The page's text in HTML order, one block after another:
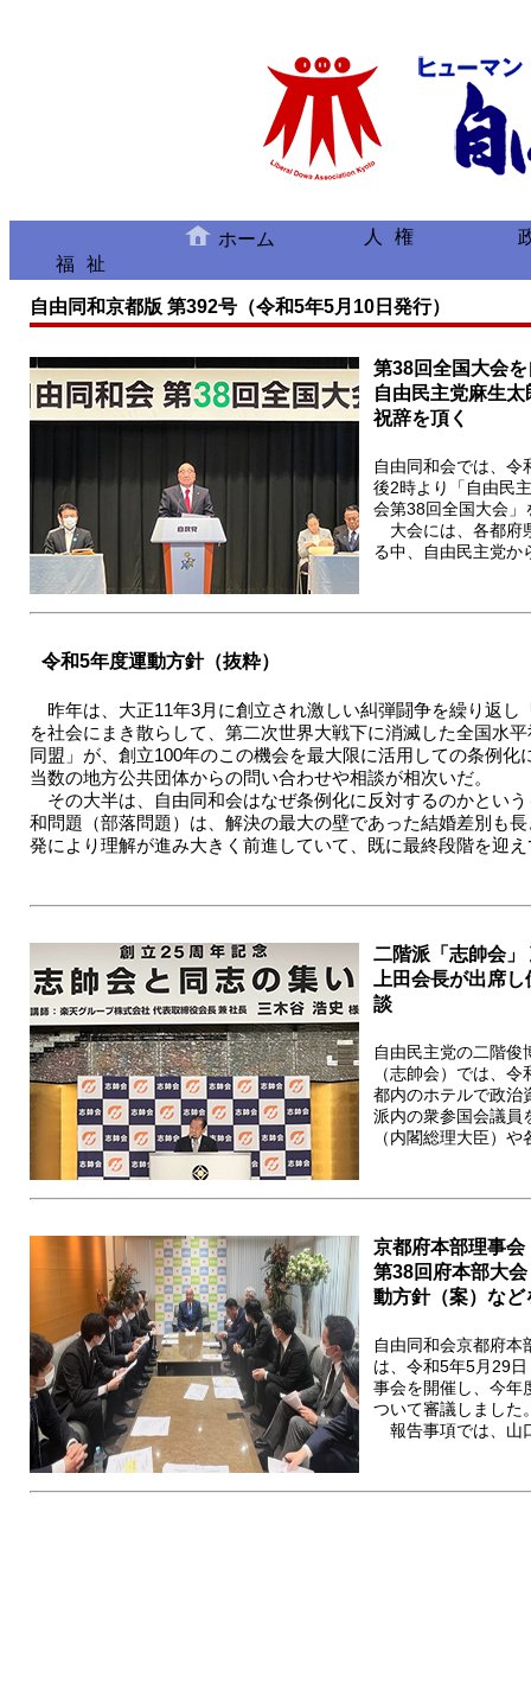
ホーム 人権
福祉
自由同和京都版 第392号（令和5年5月10日発行）
第38回全国大会
自由民主党麻生
祝辞を頂く
自由同和会では、令
後2時より「自由民
会第38回全国大会」
大会には、各都府
る中、自由民主党か
令和5年度運動方針（抜粋）
昨年は、大正11年3月に創立され激しい糾弾闘争を繰り返し
を社会にまき散らして、第二次世界大戦下に消滅した全国水
同盟」が、創立100年のこの機会を最大限に活用しての条例化
当数の地方公共団体からの問い合わせや相談が相次いだ。
その大半は、自由同和会はなぜ条例化に反対するのかとい
和問題（部落問題）は、解決の最大の壁であった結婚差別も
発により理解が進み大きく前進していて、既に最終段階を迎
二階派「志帥会
上田会長が出席
談
自由民主党の二階俊
（志帥会）では、
都内のホテルで政治
派内の衆参国会議員
（内閣総理大臣）
京都府本部理事会
第38回府本部大
動方針（案）など
自由同和会京都府本
は、令和5年5月29
事会を開催し、今年
ついて審議しました
報告事項では、山